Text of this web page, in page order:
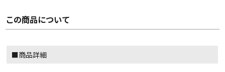
この商品について
■商品詳細